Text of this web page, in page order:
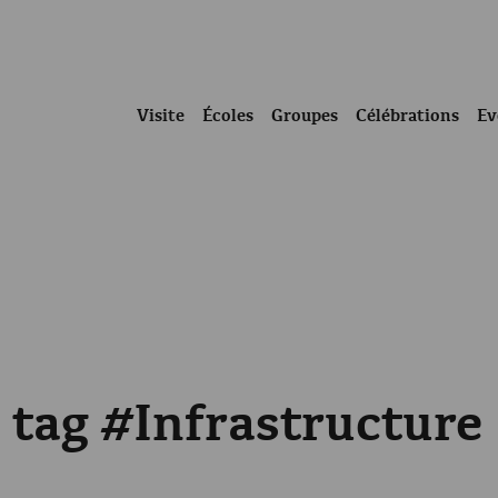
Visite Écoles Groupes Célébrations
#Infrastructure